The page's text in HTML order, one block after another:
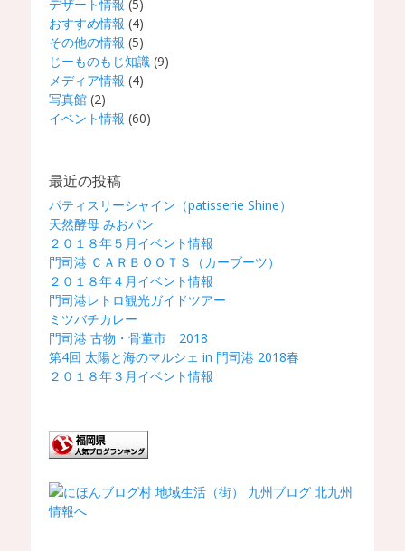
デザート情報 (5)
おすすめ情報 (4)
その他の情報 (5)
じーものもじ知識 (9)
メディア情報 (4)
写真館 (2)
イベント情報 (60)
最近の投稿
パティスリーシャイン（patisserie Shine）
天然酵母 みおパン
２０１８年５月イベント情報
門司港 ＣＡＲＢＯＯＴＳ（カーブーツ）
２０１８年４月イベント情報
門司港レトロ観光ガイドツアー
ミツバチカレー
門司港 古物・骨董市 2018
第4回 太陽と海のマルシェ in 門司港 2018春
２０１８年３月イベント情報